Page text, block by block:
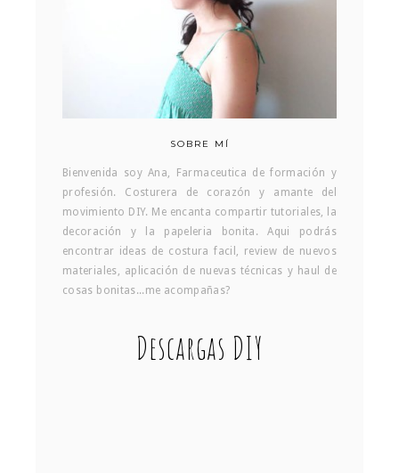
SOBRE MÍ
Bienvenida soy Ana, Farmaceutica de formación y
profesión. Costurera de corazón y amante del
movimiento DIY. Me encanta compartir tutoriales, la
decoración y la papeleria bonita. Aqui podrás
encontrar ideas de costura facil, review de nuevos
materiales, aplicación de nuevas técnicas y haul de
cosas bonitas...me acompañas?
Descargas DIY